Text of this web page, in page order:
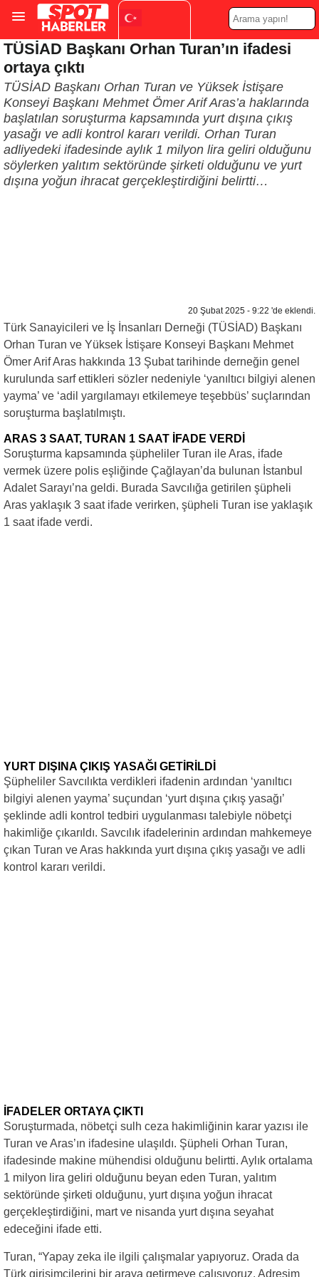
Turkish ▼
TÜSİAD Başkanı Orhan Turan’ın ifadesi
ortaya çıktı
TÜSİAD Başkanı Orhan Turan ve Yüksek İstişare
Konseyi Başkanı Mehmet Ömer Arif Aras’a haklarında
başlatılan soruşturma kapsamında yurt dışına çıkış
yasağı ve adli kontrol kararı verildi. Orhan Turan
adliyedeki ifadesinde aylık 1 milyon lira geliri olduğunu
söylerken yalıtım sektöründe şirketi olduğunu ve yurt
dışına yoğun ihracat gerçekleştirdiğini belirtti…
20 Şubat 2025 - 9:22 'de eklendi.
Türk Sanayicileri ve İş İnsanları Derneği (TÜSİAD) Başkanı
Orhan Turan ve Yüksek İstişare Konseyi Başkanı Mehmet
Ömer Arif Aras hakkında 13 Şubat tarihinde derneğin genel
kurulunda sarf ettikleri sözler nedeniyle ‘yanıltıcı bilgiyi alenen
yayma’ ve ‘adil yargılamayı etkilemeye teşebbüs’ suçlarından
soruşturma başlatılmıştı.
ARAS 3 SAAT, TURAN 1 SAAT İFADE VERDİ
Soruşturma kapsamında şüpheliler Turan ile Aras, ifade
vermek üzere polis eşliğinde Çağlayan’da bulunan İstanbul
Adalet Sarayı’na geldi. Burada Savcılığa getirilen şüpheli
Aras yaklaşık 3 saat ifade verirken, şüpheli Turan ise yaklaşık
1 saat ifade verdi.
YURT DIŞINA ÇIKIŞ YASAĞI GETİRİLDİ
Şüpheliler Savcılıkta verdikleri ifadenin ardından ‘yanıltıcı
bilgiyi alenen yayma’ suçundan ‘yurt dışına çıkış yasağı’
şeklinde adli kontrol tedbiri uygulanması talebiyle nöbetçi
hakimliğe çıkarıldı. Savcılık ifadelerinin ardından mahkemeye
çıkan Turan ve Aras hakkında yurt dışına çıkış yasağı ve adli
kontrol kararı verildi.
İFADELER ORTAYA ÇIKTI
Soruşturmada, nöbetçi sulh ceza hakimliğinin karar yazısı ile
Turan ve Aras’ın ifadesine ulaşıldı. Şüpheli Orhan Turan,
ifadesinde makine mühendisi olduğunu belirtti. Aylık ortalama
1 milyon lira geliri olduğunu beyan eden Turan, yalıtım
sektöründe şirketi olduğunu, yurt dışına yoğun ihracat
gerçekleştirdiğini, mart ve nisanda yurt dışına seyahat
edeceğini ifade etti.
Turan, “Yapay zeka ile ilgili çalışmalar yapıyoruz. Orada da
Türk girişimcilerini bir araya getirmeye çalışıyoruz. Adresim